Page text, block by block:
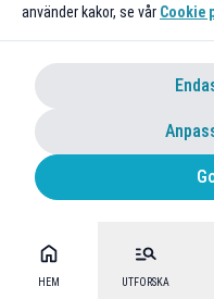
HEM UTFORSKA
I vissa fall använder vi
personuppgifter utanför EU/
eller där tjänsteleverantören
Framework. Våra leverantörer
personuppgifter enligt EU-
46.2 (c) i GDPR). I dessa
olika moduler beroende på
har respektive vilken roll den
kommer modul 3 i
(personuppgiftsansvarig till
(personuppgiftsansvarig till
använder kakor, se vår Cookie